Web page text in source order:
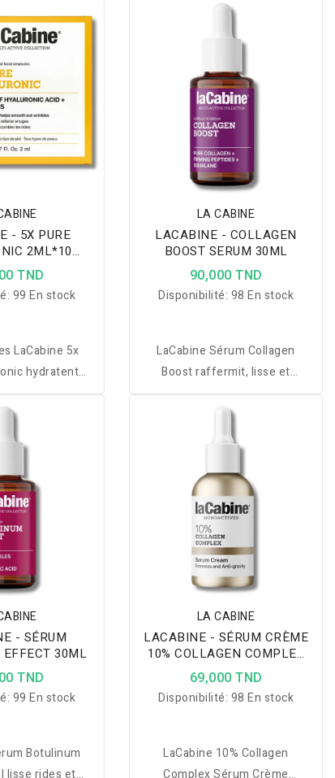
en acide
squalane et
qui aide à
taches
prévenir leur
le teint et
pour un visage
et éclatant.
niacinamide, carnosine et
extraits végétaux qui hydrate,
du teint, raffermit la peau, lisse
les rides et ridules et révèle un
teint uniforme et lumineux.
- 5X PURE
2ML*10
TND
99 En stock
LaCabine 5x
hydratent
repulpent,
la
types d’acide
LA CABINE
LACABINE - COLLAGEN
BOOST SERUM 30ML
90,000 TND
Disponibilité: 98 En stock
LaCabine Sérum Collagen
Boost raffermit, lisse et
hydrate la peau pour un visage
plus ferme, élastique et
éclatant.
- SÉRUM
EFFECT 30ML
TND
99 En stock
Botulinum
lisse rides et
LA CABINE
LACABINE - SÉRUM CRÈME
10% COLLAGEN COMPLEX
30ML
69,000 TND
Disponibilité: 98 En stock
LaCabine 10% Collagen
Complex Sérum Crème